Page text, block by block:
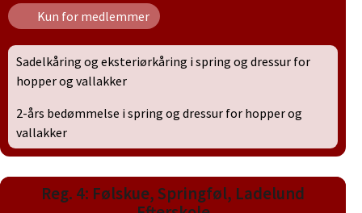
Kun for medlemmer
Sadelkåring og eksteriørkåring i spring og dressur for
hopper og vallakker
2-års bedømmelse i spring og dressur for hopper og
vallakker
Reg. 4: Følskue, Springføl, Ladelund